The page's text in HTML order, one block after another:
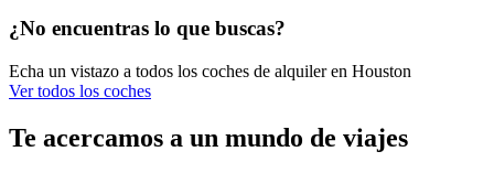
¿No encuentras lo que buscas?
Echa un vistazo a todos los coches de alquiler en Houston
Ver todos los coches
Te acercamos a un mundo de viajes